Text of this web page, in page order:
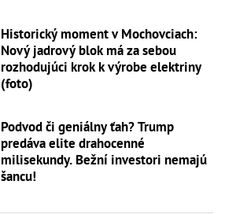
Historický moment v Mochovciach:
Nový jadrový blok má za sebou
rozhodujúci krok k výrobe elektriny
(foto)
Podvod či geniálny ťah? Trump
predáva elite drahocenné
milisekundy. Bežní investori nemajú
šancu!